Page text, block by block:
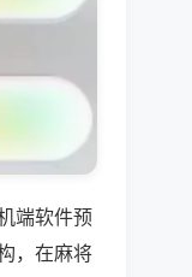
端软件预
，在麻将